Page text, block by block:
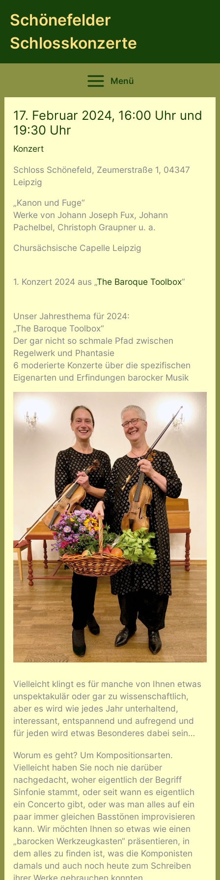
InhaltSchönefelder
Schlosskonzerte
Menü
17. Februar 2024, 16:00 Uhr und
19:30 Uhr
Konzert
Schloss Schönefeld, Zeumerstraße 1, 04347
Leipzig
„Kanon und Fuge“
Werke von Johann Joseph Fux, Johann
Pachelbel, Christoph Graupner u. a.
Chursächsische Capelle Leipzig
1. Konzert 2024 aus „The Baroque Toolbox“
Unser Jahresthema für 2024:
„The Baroque Toolbox“
Der gar nicht so schmale Pfad zwischen
Regelwerk und Phantasie
6 moderierte Konzerte über die spezifischen
Eigenarten und Erfindungen barocker Musik
Vielleicht klingt es für manche von Ihnen etwas
unspektakulär oder gar zu wissenschaftlich,
aber es wird wie jedes Jahr unterhaltend,
interessant, entspannend und aufregend und
für jeden wird etwas Besonderes dabei sein…
Worum es geht? Um Kompositionsarten.
Vielleicht haben Sie noch nie darüber
nachgedacht, woher eigentlich der Begriff
Sinfonie stammt, oder seit wann es eigentlich
ein Concerto gibt, oder was man alles auf ein
paar immer gleichen Basstönen improvisieren
kann. Wir möchten Ihnen so etwas wie einen
„barocken Werkzeugkasten“ präsentieren, in
dem alles zu finden ist, was die Komponisten
damals und auch noch heute zum Schreiben
ihrer Werke gebrauchen konnten.